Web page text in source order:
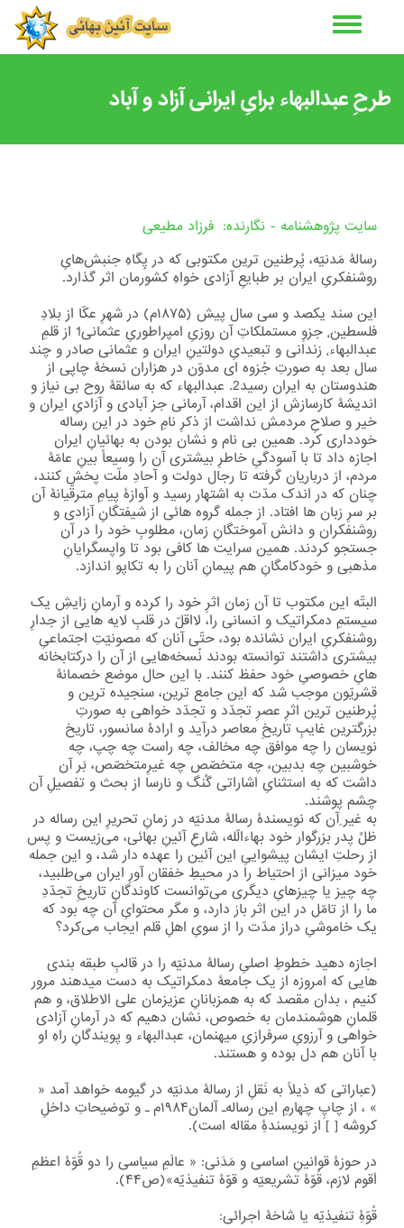
طرحِ عبدالبهاء برایِ ایرانی آزاد و آباد
سایت پژوهشنامه - نگارنده: فرزاد مطیعی
رسالۀ مَدنیّه، پُرطنین ترین مکتوبی که در پِگاهِ جنبش‌هایِ
روشنفکریِ ایران بر طبایعِ آزادی خواهِ کشورمان اثر گذارد.
این سند یکصد و سی سال پیش (۱۸۷۵م) در شهرِ عکّا از بلادِ
فلسطین٬ جزوِ مستملکاتِ آن روزیِ امپراطوریِ عثمانی1 از قلمِ
عبدالبهاء٬ زندانی و تبعیدیِ دولتینِ ایران و عثمانی صادر و چند
سال بعد به صورتِ جُزوه ای مدوّن در هزاران نسخۀ چاپی از
هندوستان به ایران رسید2. عبدالبهاء که به سائقۀ روح بی نیاز و
اندیشۀ کارسازش از این اقدام، آرمانی جز آبادی و آزادیِ ایران و
خیر و صلاحِ مردمش نداشت از ذکرِ نامِ خود در این رساله
خودداری کرد. همین بی نام و نشان بودن به بهائیانِ ایران
اجازه داد تا با آسودگیِ خاطرِ بیشتری آن را وسیعاً بینِ عامّۀ
مردم، از درباریان گرفته تا رجال دولت و آحادِ ملّت پخش کنند،
چنان که در اندک مدّت به اشتهار رسید و آوازۀ پیامِ مترقّیانۀ آن
بر سرِ زبان ها افتاد. از جمله گروه هائی از شیفتگانِ آزادی و
روشنفکران و دانش آموختگانِ زمان، مطلوبِ خود را در آن
جستجو کردند. همین سرایت ها کافی بود تا واپسگرایانِ
مذهبی و خودکامگانِ هم پیمانِ آنان را به تکاپو اندازد.
البتّه این مکتوب تا آن زمان اثرِ خود را کرده و آرمانِ زایشِ یک
سیستمِ دمکراتیک و انسانی را، لااقلّ در قلبِ لایه هایی از جدارِ
روشنفکریِ ایران نشانده بود، حتّی آنان که مصونیّتِ اجتماعیِ
بیشتری داشتند توانسته بودند نُسخه‌هایی از آن را درکتابخانه
هایِ خصوصیِ خود حفظ کنند. با این حال موضع خصمانۀ
قشریّون موجب شد که این جامع ترین، سنجیده ترین و
پُرطنین ترین اثرِ عصرِ تجدّد و تجدّد خواهی به صورتِ
بزرگترین غایبِ تاریخِ معاصر درآید و ارادۀ سانسور، تاریخ
نویسان را چه موافق چه مخالف، چه راست چه چپ، چه
خوشبین چه بدبین، چه متخصّص چه غیرِمتخصّص، بَر آن
داشت که به استثنایِ اشاراتی گُنگ و نارسا از بحث و تفصیلِ آن
چشم پوشند.
به غیر ِآن که نویسندۀ رسالۀ مدنیّه در زمانِ تحریرِ این رساله در
ظلِّ پدر بزرگوار خود بهاءالّله، شارعِ آئینِ بهائی، می‌زیست و پس
از رحلتِ ایشان پیشواییِ این آئین را عهده دار شد، و این جمله
خود میزانی از احتیاط را در محیطِ خفقان آورِ ایران می‌طلبید،
چه چیز یا چیزهایِ دیگری می‌توانست کاوندگانِ تاریخِ تجدّدِ
ما را از تامّل در این اثر باز دارد، و مگر محتوایِ آن چه بود که
یک خاموشیِ دراز مدّت را از سویِ اهلِ قلم ایجاب می‌کرد؟
اجازه دهید خطوطِ اصلیِ رسالۀ مدنیّه را در قالبِ طبقه بندی
هایی که امروزه از یک جامعۀ دمکراتیک به دست میدهند مرور
کنیم ، بدان مقصد که به همزبانانِ عزیزمان علی الاطلاق، و هم
قلمانِ هوشمندمان به خصوص، نشان دهیم که در آرمانِ آزادی
خواهی و آرزویِ سرفرازیِ میهنمان، عبدالبهاء و پویندگانِ راهِ او
با آنان هم دل بوده و هستند.
(عباراتی که ذیلاً به نَقلِ از رسالۀ مدنیّه در گیومه خواهد آمد «
» ، از چاپِ چهارمِ این رساله۔ آلمان۱۹۸۴م ۔ و توضیحاتِ داخلِ
کروشه [ ] از نویسندۀِ مقاله است).
در حوزۀ قوانینِ اساسی و مَدَنی: « عالَمِ سیاسی را دو قُوّۀ اعظمِ
اَقوم لازم، قُوّۀ تشریعیّه و قوّۀ تنفیذیّه»(ص۴۴).
قُوّۀِ تنفیذیّه یا شاخۀ اجرائی: